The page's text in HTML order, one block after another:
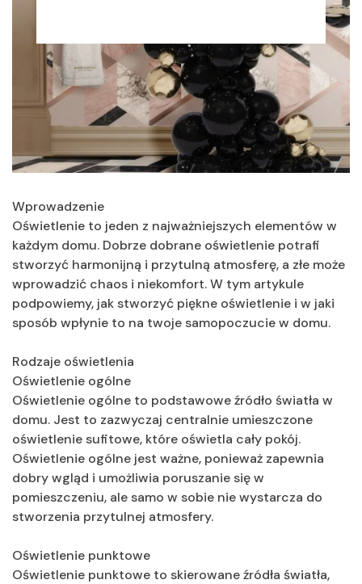
Wprowadzenie
Oświetlenie to jeden z najważniejszych elementów w
każdym domu. Dobrze dobrane oświetlenie potrafi
stworzyć harmonijną i przytulną atmosferę, a złe może
wprowadzić chaos i niekomfort. W tym artykule
podpowiemy, jak stworzyć piękne oświetlenie i w jaki
sposób wpłynie to na twoje samopoczucie w domu.
Rodzaje oświetlenia
Oświetlenie ogólne
Oświetlenie ogólne to podstawowe źródło światła w
domu. Jest to zazwyczaj centralnie umieszczone
oświetlenie sufitowe, które oświetla cały pokój.
Oświetlenie ogólne jest ważne, ponieważ zapewnia
dobry wgląd i umożliwia poruszanie się w
pomieszczeniu, ale samo w sobie nie wystarcza do
stworzenia przytulnej atmosfery.
Oświetlenie punktowe
Oświetlenie punktowe to skierowane źródła światła,